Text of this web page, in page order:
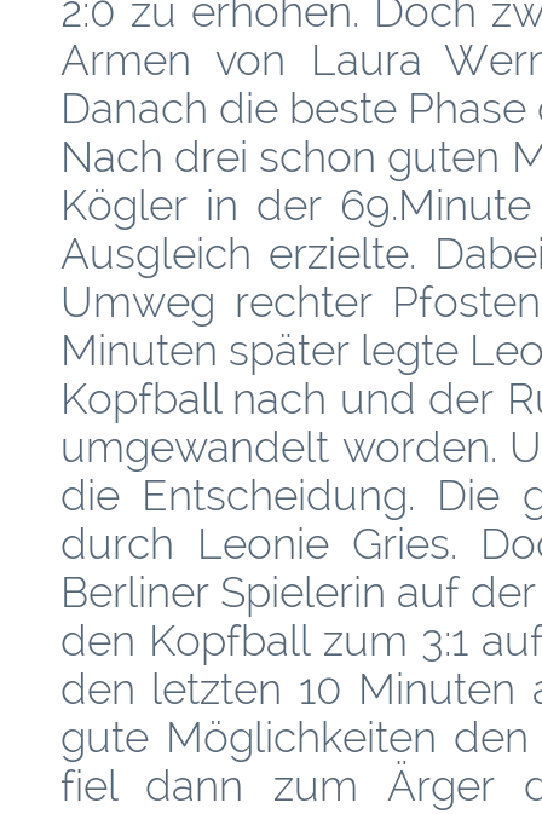
2:0 zu erhöhen. Doch
Armen von Laura
Danach die beste
Nach drei schon guten
Kögler in der
Ausgleich erzielte.
Umweg rechter
Minuten später legte
Kopfball nach und der
umgewandelt worden.
die Entscheidung. Die
durch Leonie Gries.
Berliner Spielerin auf
den Kopfball zum 3:1
den letzten 10 Minuten
gute Möglichkeiten den
fiel dann zum Ärger